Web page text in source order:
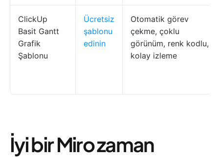
ClickUp
Basit Gantt
Grafik
Şablonu
Ücretsiz
şablonu
edinin
Otomatik görev
çekme, çoklu
görünüm, renk kodlu,
kolay izleme
İyi bir Miro zaman